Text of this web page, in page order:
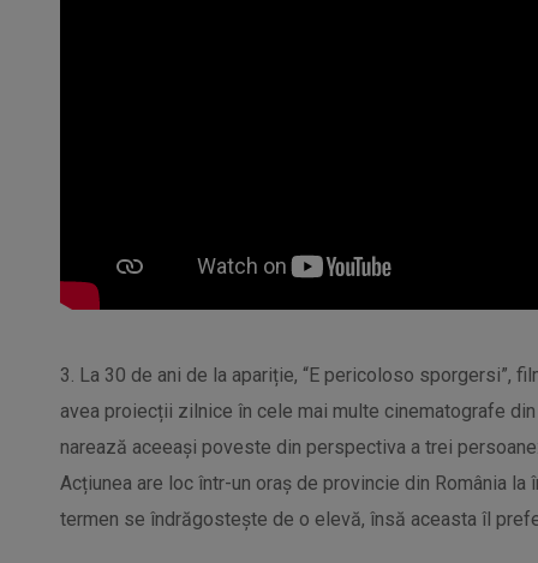
3. La 30 de ani de la apariție, “E pericoloso sporgersi”,
avea proiecții zilnice în cele mai multe cinematografe
narează aceeași poveste din perspectiva a trei
Acțiunea are loc într-un oraș de provincie din România la
termen se îndrăgostește de o elevă, însă aceasta îl